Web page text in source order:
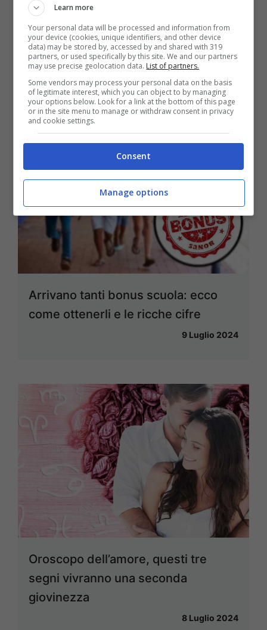
Casa popolare con Legge 104: spetta
la priorità ma sono in molti a non
saperlo
9 Luglio 2024
Arrivano tanti bonus scuola: ecco
come ottenerli e le ricche cifre
9 Luglio 2024
Oroscopo dell’amore, questi tre
segni vivranno una seconda
giovinezza
8 Luglio 2024
Learn more
Your personal data will be processed and information from
your device (cookies, unique identifiers, and other device
data) may be stored by, accessed by and shared with 319
partners, or used specifically by this site. We and our partners
may use precise geolocation data. List of partners.
Some vendors may process your personal data on the basis
of legitimate interest, which you can object to by managing
your options below. Look for a link at the bottom of this page
or in the site menu to manage or withdraw consent in privacy
and cookie settings.
Consent
Manage options